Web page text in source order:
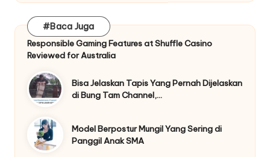
#Baca Juga
Responsible Gaming Features at Shuffle Casino
Reviewed for Australia
Bisa Jelaskan Tapis Yang Pernah Dijelaskan
di Bung Tam Channel,…
Model Berpostur Mungil Yang Sering di
Panggil Anak SMA